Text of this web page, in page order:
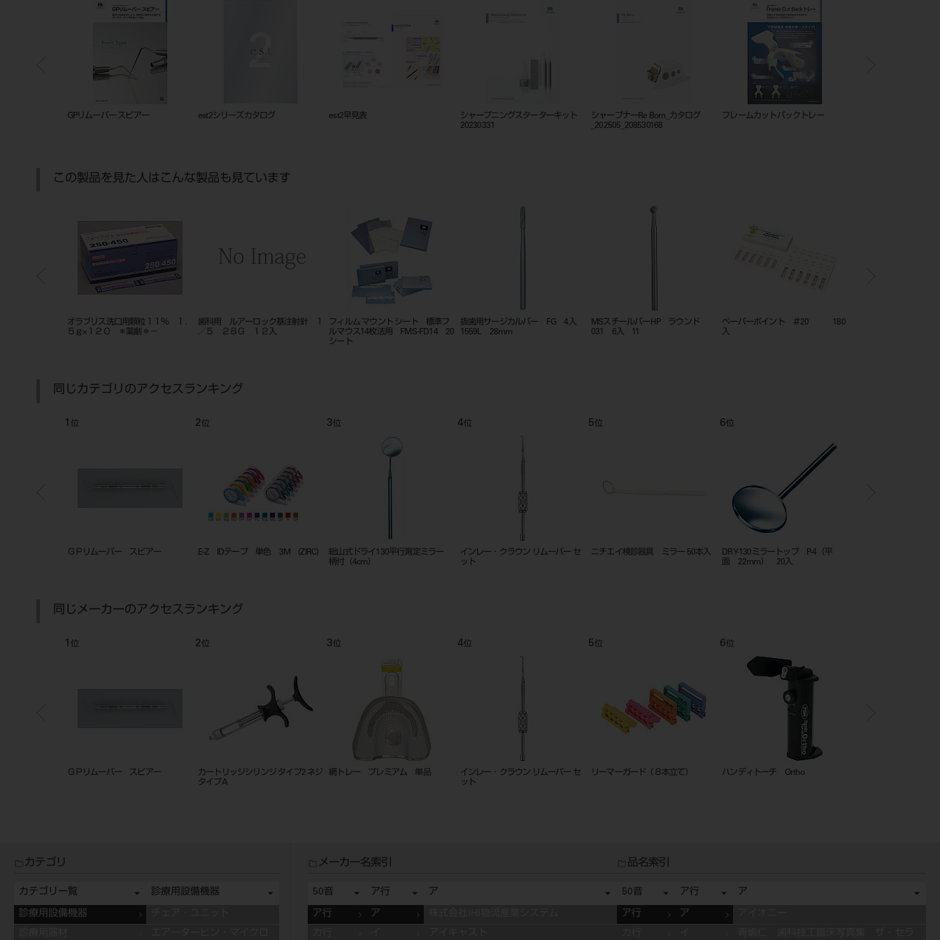
GPリムーバー スピアー est2シリーズカタログ
シャープニングスターターキット
シャープナーRe Born_カタログ
_202505_208530168
フレームカットバックトレー 201010834
この製品を見た人はこんな製品も見ています
オラブリス洗口用顆粒１１％ １．
５ｇ×１２０ ＊薬劇＊－
歯科用 ルアーロック基注射針 １
／５ ２８Ｇ １２入
フィルム マウント シート 標準フ
ルマウス14枚法用 FMS-FD14 20
シート
抜歯用サージカルバー FG 4入
1559L 28mm
MSスチールバーHP ラウンド
031 6入 11
ペーパーポイント ＃20 180
入
同じカテゴリのアクセスランキング
1 位
ＧＰリムーバー スピアー
2 位
E-Z IDテープ 単色 3M (ZIRC)
3位
総山式ドライ130平行測定ミラー
柄付（4cm）
4位
インレー・クラウン リムーバー セ
ット
5位
ニチエイ検診器具 ミラー 50本入
6位
DRY-130ミラートップ P-4（平
面 22mm） 20入
同じメーカーのアクセスランキング
1 位
ＧＰリムーバー スピアー
2 位
カートリッジシリンジ タイプ2 ネジ
タイプA
3位
網トレー プレミアム 単品
4位
インレー・クラウン リムーバー セ
ット
5位
リーマーガード（８本立て）
6位
ハンディトーチ Ortho
カテゴリ
カテゴリ一覧
診療用設備機器
診療用設備機器
メーカー名索引
50音
ア行
ア行
ア
ア
品名索引
50音
ア行
ア行
ア
ア